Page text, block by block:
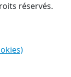
réservés.